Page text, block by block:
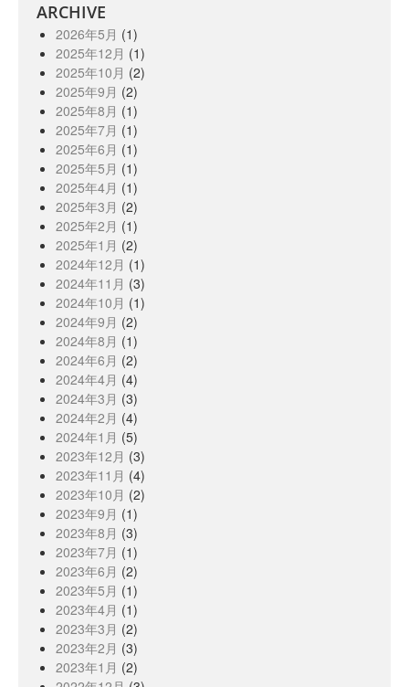
ARCHIVE
2026年5月 (1)
2025年12月 (1)
2025年10月 (2)
2025年9月 (2)
2025年8月 (1)
2025年7月 (1)
2025年6月 (1)
2025年5月 (1)
2025年4月 (1)
2025年3月 (2)
2025年2月 (1)
2025年1月 (2)
2024年12月 (1)
2024年11月 (3)
2024年10月 (1)
2024年9月 (2)
2024年8月 (1)
2024年6月 (2)
2024年4月 (4)
2024年3月 (3)
2024年2月 (4)
2024年1月 (5)
2023年12月 (3)
2023年11月 (4)
2023年10月 (2)
2023年9月 (1)
2023年8月 (3)
2023年7月 (1)
2023年6月 (2)
2023年5月 (1)
2023年4月 (1)
2023年3月 (2)
2023年2月 (3)
2023年1月 (2)